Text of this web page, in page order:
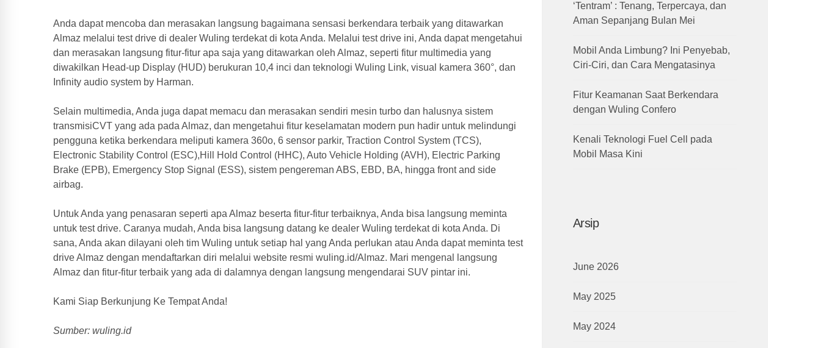
Anda dapat mencoba dan merasakan langsung bagaimana sensasi berkendara terbaik yang ditawarkan
Almaz melalui test drive di dealer Wuling terdekat di kota Anda. Melalui test drive ini, Anda dapat mengetahui
dan merasakan langsung fitur-fitur apa saja yang ditawarkan oleh Almaz, seperti fitur multimedia yang
diwakilkan Head-up Display (HUD) berukuran 10,4 inci dan teknologi Wuling Link, visual kamera 360°, dan
Infinity audio system by Harman.
Selain multimedia, Anda juga dapat memacu dan merasakan sendiri mesin turbo dan halusnya sistem
transmisiCVT yang ada pada Almaz, dan mengetahui fitur keselamatan modern pun hadir untuk melindungi
pengguna ketika berkendara meliputi kamera 360o, 6 sensor parkir, Traction Control System (TCS),
Electronic Stability Control (ESC),Hill Hold Control (HHC), Auto Vehicle Holding (AVH), Electric Parking
Brake (EPB), Emergency Stop Signal (ESS), sistem pengereman ABS, EBD, BA, hingga front and side
airbag.
Untuk Anda yang penasaran seperti apa Almaz beserta fitur-fitur terbaiknya, Anda bisa langsung meminta
untuk test drive. Caranya mudah, Anda bisa langsung datang ke dealer Wuling terdekat di kota Anda. Di
sana, Anda akan dilayani oleh tim Wuling untuk setiap hal yang Anda perlukan atau Anda dapat meminta test
drive Almaz dengan mendaftarkan diri melalui website resmi wuling.id/Almaz. Mari mengenal langsung
Almaz dan fitur-fitur terbaik yang ada di dalamnya dengan langsung mengendarai SUV pintar ini.
Kami Siap Berkunjung Ke Tempat Anda!
Sumber: wuling.id
‘Tentram’ : Tenang, Terpercaya, dan
Aman Sepanjang Bulan Mei
Mobil Anda Limbung? Ini Penyebab,
Ciri-Ciri, dan Cara Mengatasinya
Fitur Keamanan Saat Berkendara
dengan Wuling Confero
Kenali Teknologi Fuel Cell pada
Mobil Masa Kini
Arsip
June 2026
May 2025
May 2024